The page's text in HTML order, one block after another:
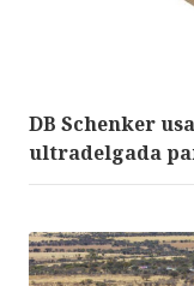
DB Schenker
ultradelgada